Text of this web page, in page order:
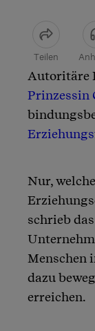
Teilen
Artikel
Autoritäre
Prinzessin
Nur,
schrieb
Menschen
dazu
erreichen.